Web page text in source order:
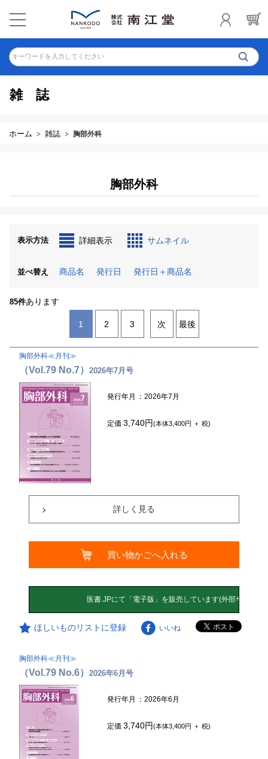
キーワードを入力してください
雑誌
ホーム 雑誌 胸部外科
胸部外科
表示方法 詳細表示 サムネイル
並べ替え 商品名 発行日 発行日＋商品名
85件あります
1 2 3 次 最後
胸部外科≪月刊≫
（Vol.79 No.7）2026年7月号
発行年月 ：2026年7月
定価3,740円(本体3,400円 ＋ 税)
詳しく見る
買い物かごへ入れる
ほしいものリストに登録 いいね
胸部外科≪月刊≫
（Vol.79 No.6）2026年6月号
発行年月 ：2026年6月
定価3,740円(本体3,400円 ＋ 税)